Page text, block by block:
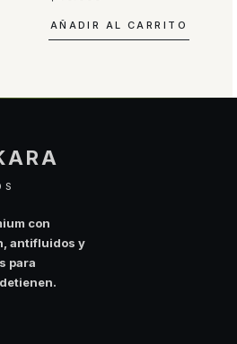
AÑADIR AL CARRITO
con
antifluidos y
para